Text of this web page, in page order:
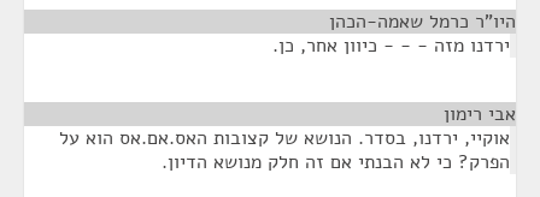
היו"ר כרמל שאמה-הכהן
ירדנו מזה - - - כיוון אחר, כן.
אבי רימון
אוקיי, ירדנו, בסדר. הנושא של קצובות האס.אם.אס הוא על
הפרק? כי לא הבנתי אם זה חלק מנושא הדיון.